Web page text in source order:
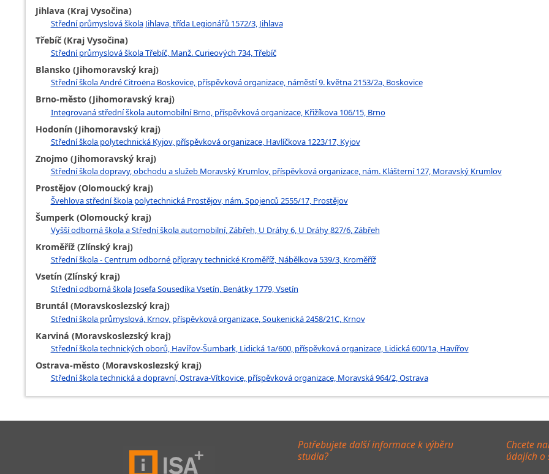
Jihlava (Kraj Vysočina)
Střední průmyslová škola Jihlava, třída Legionářů 1572/3, Jihlava
Třebíč (Kraj Vysočina)
Střední průmyslová škola Třebíč, Manž. Curieových 734, Třebíč
Blansko (Jihomoravský kraj)
Střední škola André Citroëna Boskovice, příspěvková organizace, náměstí 9. května 2153/2a, Boskovice
Brno-město (Jihomoravský kraj)
Integrovaná střední škola automobilní Brno, příspěvková organizace, Křižíkova 106/15, Brno
Hodonín (Jihomoravský kraj)
Střední škola polytechnická Kyjov, příspěvková organizace, Havlíčkova 1223/17, Kyjov
Znojmo (Jihomoravský kraj)
Střední škola dopravy, obchodu a služeb Moravský Krumlov, příspěvková organizace, nám. Klášterní 127, Moravský Krumlov
Prostějov (Olomoucký kraj)
Švehlova střední škola polytechnická Prostějov, nám. Spojenců 2555/17, Prostějov
Šumperk (Olomoucký kraj)
Vyšší odborná škola a Střední škola automobilní, Zábřeh, U Dráhy 6, U Dráhy 827/6, Zábřeh
Kroměříž (Zlínský kraj)
Střední škola - Centrum odborné přípravy technické Kroměříž, Nábělkova 539/3, Kroměříž
Vsetín (Zlínský kraj)
Střední odborná škola Josefa Sousedíka Vsetín, Benátky 1779, Vsetín
Bruntál (Moravskoslezský kraj)
Střední škola průmyslová, Krnov, příspěvková organizace, Soukenická 2458/21C, Krnov
Karviná (Moravskoslezský kraj)
Střední škola technických oborů, Havířov-Šumbark, Lidická 1a/600, příspěvková organizace, Lidická 600/1a, Havířov
Ostrava-město (Moravskoslezský kraj)
Střední škola technická a dopravní, Ostrava-Vítkovice, příspěvková organizace, Moravská 964/2, Ostrava
Potřebujete další informace k výběru
studia?
Chcete
údajích o